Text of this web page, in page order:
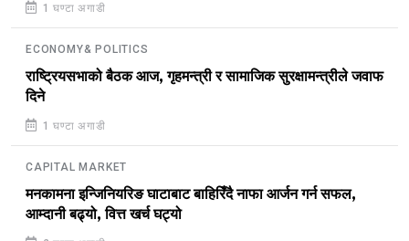
1 घण्टा अगाडी
ECONOMY& POLITICS
राष्ट्रियसभाको बैठक आज, गृहमन्त्री र सामाजिक सुरक्षामन्त्रीले जवाफ
दिने
1 घण्टा अगाडी
CAPITAL MARKET
मनकामना इन्जिनियरिङ घाटाबाट बाहिरिँदै नाफा आर्जन गर्न सफल,
आम्दानी बढ्यो, वित्त खर्च घट्यो